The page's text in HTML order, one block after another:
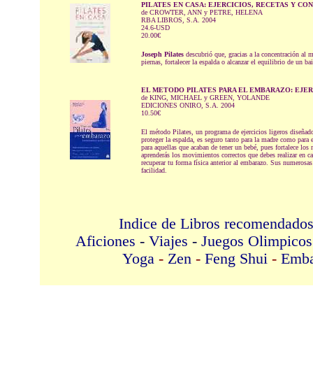
PILATES EN CASA: EJERCICIOS, RECETAS Y
de CROWTER, ANN y PETRE, HELENA
RBA LIBROS, S.A. 2004
24.6-USD
20.00€
Joseph Pilates descubrió que, gracias a la concentración al
piernas, fortalecer la espalda o alcanzar el equilibrio de un
EL METODO PILATES PARA EL EMBARAZO:
de KING, MICHAEL y GREEN, YOLANDE
EDICIONES ONIRO, S.A. 2004
10.50€
El método Pilates, un programa de ejercicios ligeros
proteger la espalda, es seguro tanto para la madre como
para aquellas que acaban de tener un bebé, pues fortalece
aprenderás los movimientos correctos que debes realizar en
recuperar tu forma física anterior al embarazo. Sus
facilidad.
Indice de Libros recomendados
Aficiones - Viajes - Juegos Olimpicos
Yoga - Zen - Feng Shui -